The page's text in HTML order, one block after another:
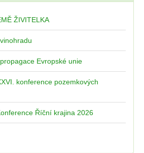
ŽIVITELKA
Evropské unie
konference pozemkových
Říční krajina 2026